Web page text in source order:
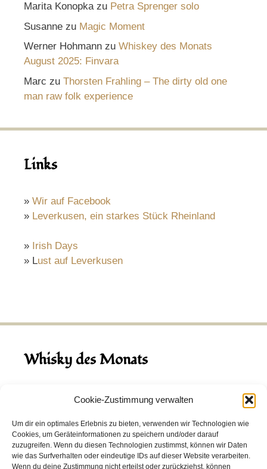
Cookie-Zustimmung verwalten
Um dir ein optimales Erlebnis zu bieten, verwenden wir Technologien wie
Cookies, um Geräteinformationen zu speichern und/oder darauf
zuzugreifen. Wenn du diesen Technologien zustimmst, können wir Daten
wie das Surfverhalten oder eindeutige IDs auf dieser Website verarbeiten.
Wenn du deine Zustimmung nicht erteilst oder zurückziehst, können
Marita Konopkazu Petra Sprenger solo
Susanne zu Magic Moment
Werner Hohmann zu Whiskey des Monats
August 2025: Finvara
Marc zu Thorsten Frahling – The dirty old one
man raw folk experience
Links
» Wir auf Facebook
» Leverkusen, ein starkes Stück Rheinland
» Irish Days
» Lust auf Leverkusen
Whisky des Monats
August 2026
Hinch Double Wood
Destillerie:Hinch(Irland)
Single Malt, 43.0%